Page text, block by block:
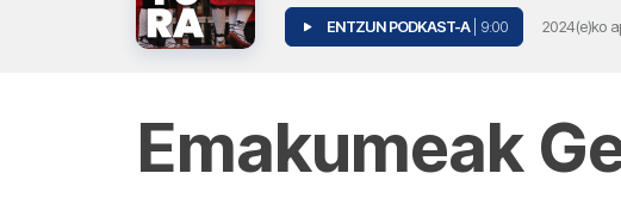
ENTZUN PODKAST-A | 9:00 2024(e)ko
Emakumeak